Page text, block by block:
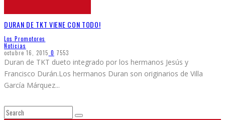
DURAN DE TKT VIENE CON TODO!
Los Promotores
Noticias
octubre 16, 2015 0 7553
Duran de TKT dueto integrado por los hermanos Jesús y
Francisco Durán.Los hermanos Duran son originarios de Villa
García Márquez...